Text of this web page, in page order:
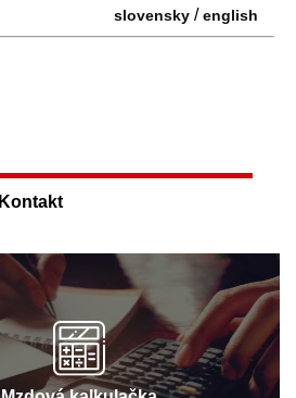
slovensky /english
Kontakt